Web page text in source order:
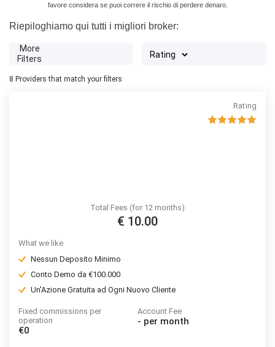
favore considera se puoi correre il rischio di perdere denaro.
Riepiloghiamo qui tutti i migliori broker:
More
Filters
8 Providers that match your filters
Rating
Total Fees (for 12 months)
€ 10.00
What we like
Nessun Deposito Minimo
Conto Demo da €100.000
Un'Azione Gratuita ad Ogni Nuovo Cliente
Fixed commissions per
operation
€0
Account Fee
- per month